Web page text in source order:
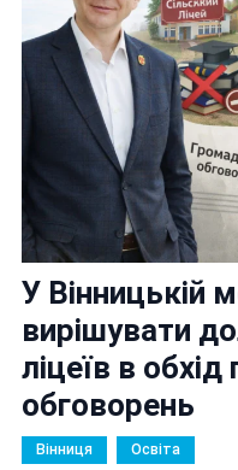
У Вінницькій
вирішувати
ліцеїв в
обговорень
Вінниця Освіта